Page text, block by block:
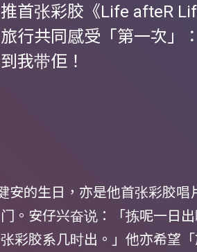
首张彩胶《Life afteR
行共同感受「第一次」
我带佢！
安的生日，亦是他首张彩胶
。安仔兴奋说：「拣呢一日
彩胶系几时出。」他亦希望